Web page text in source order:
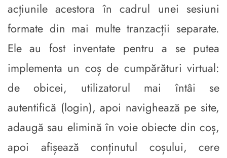
acțiunile acestora în cadrul unei sesiuni
formate din mai multe tranzacții separate.
Ele au fost inventate pentru a se putea
implementa un coș de cumpărături virtual:
de obicei, utilizatorul mai întâi se
autentifică (login), apoi navighează pe site,
adaugă sau elimină în voie obiecte din coș,
apoi afișează conținutul coșului, cere